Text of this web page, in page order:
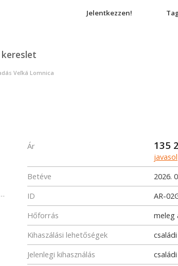
Jelentkezzen!
Veľká Lomnica
https://www.reality-poprad.com/predaj-bytov-byty-novostavby/2izbovy-apartman-s-terasou---Velka-Lomnica-37217/?utm_source=areality&utm_medium=xml&utm_term=37217&utm_content=byt&utm_campaign=portaly
Ár 135
javasol
Betéve
2026.
ID
AR-
Hőforrás
meleg
Kihaszálási lehetőségek
Jelenlegi kihasználás